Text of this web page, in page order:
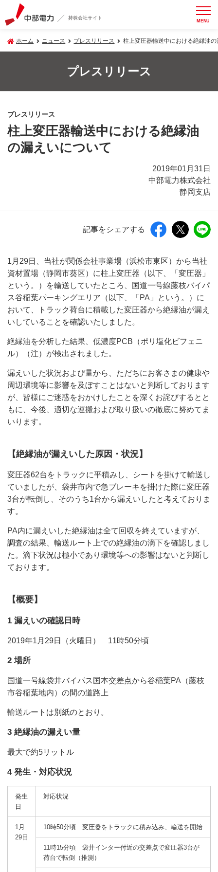
持株会社サイト MENU
ホーム ニュース プレスリリース 柱上変圧器輸送中における絶縁油
プレスリリース
プレスリリース
柱上変圧器輸送中における絶縁油
の漏えいについて
2019年01月31日
中部電力株式会社
静岡支店
記事をシェアする
1月29日、当社が関係会社事業場（浜松市東区）から当社
資材置場（静岡市葵区）に柱上変圧器（以下、「変圧器」
という。）を輸送していたところ、国道一号線藤枝バイパ
ス谷稲葉パーキングエリア（以下、「PA」という。）に
おいて、トラック荷台に積載した変圧器から絶縁油が漏え
いしていることを確認いたしました。
絶縁油を分析した結果、低濃度PCB（ポリ塩化ビフェニ
ル）（注）が検出されました。
漏えいした状況および量から、ただちにお客さまの健康や
周辺環境等に影響を及ぼすことはないと判断しております
が、皆様にご迷惑をおかけしたことを深くお詫びするとと
もに、今後、適切な運搬および取り扱いの徹底に努めてま
いります。
【絶縁油が漏えいした原因・状況】
変圧器62台をトラックに平積みし、シートを掛けて輸送し
ていましたが、袋井市内で急ブレーキを掛けた際に変圧器
3台が転倒し、そのうち1台から漏えいしたと考えておりま
す。
PA内に漏えいした絶縁油は全て回収を終えていますが、
調査の結果、輸送ルート上での絶縁油の滴下を確認しまし
た。滴下状況は極小であり環境等への影響はないと判断し
ております。
【概要】
1 漏えいの確認日時
2019年1月29日（火曜日） 11時50分頃
2 場所
国道一号線袋井バイパス国本交差点から谷稲葉PA（藤枝
市谷稲葉地内）の間の道路上
輸送ルートは別紙のとおり。
3 絶縁油の漏えい量
最大で約5リットル
4 発生・対応状況
発生
日
対応状況
1月
29日
10時50分頃 変圧器をトラックに積み込み、輸送を開始
11時15分頃 袋井インター付近の交差点で変圧器3台が
荷台で転倒（推測）